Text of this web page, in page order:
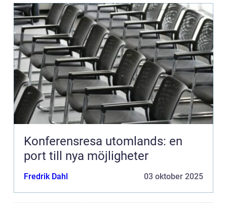
Konferensresa utomlands: en
port till nya möjligheter
Fredrik Dahl 03 oktober 2025